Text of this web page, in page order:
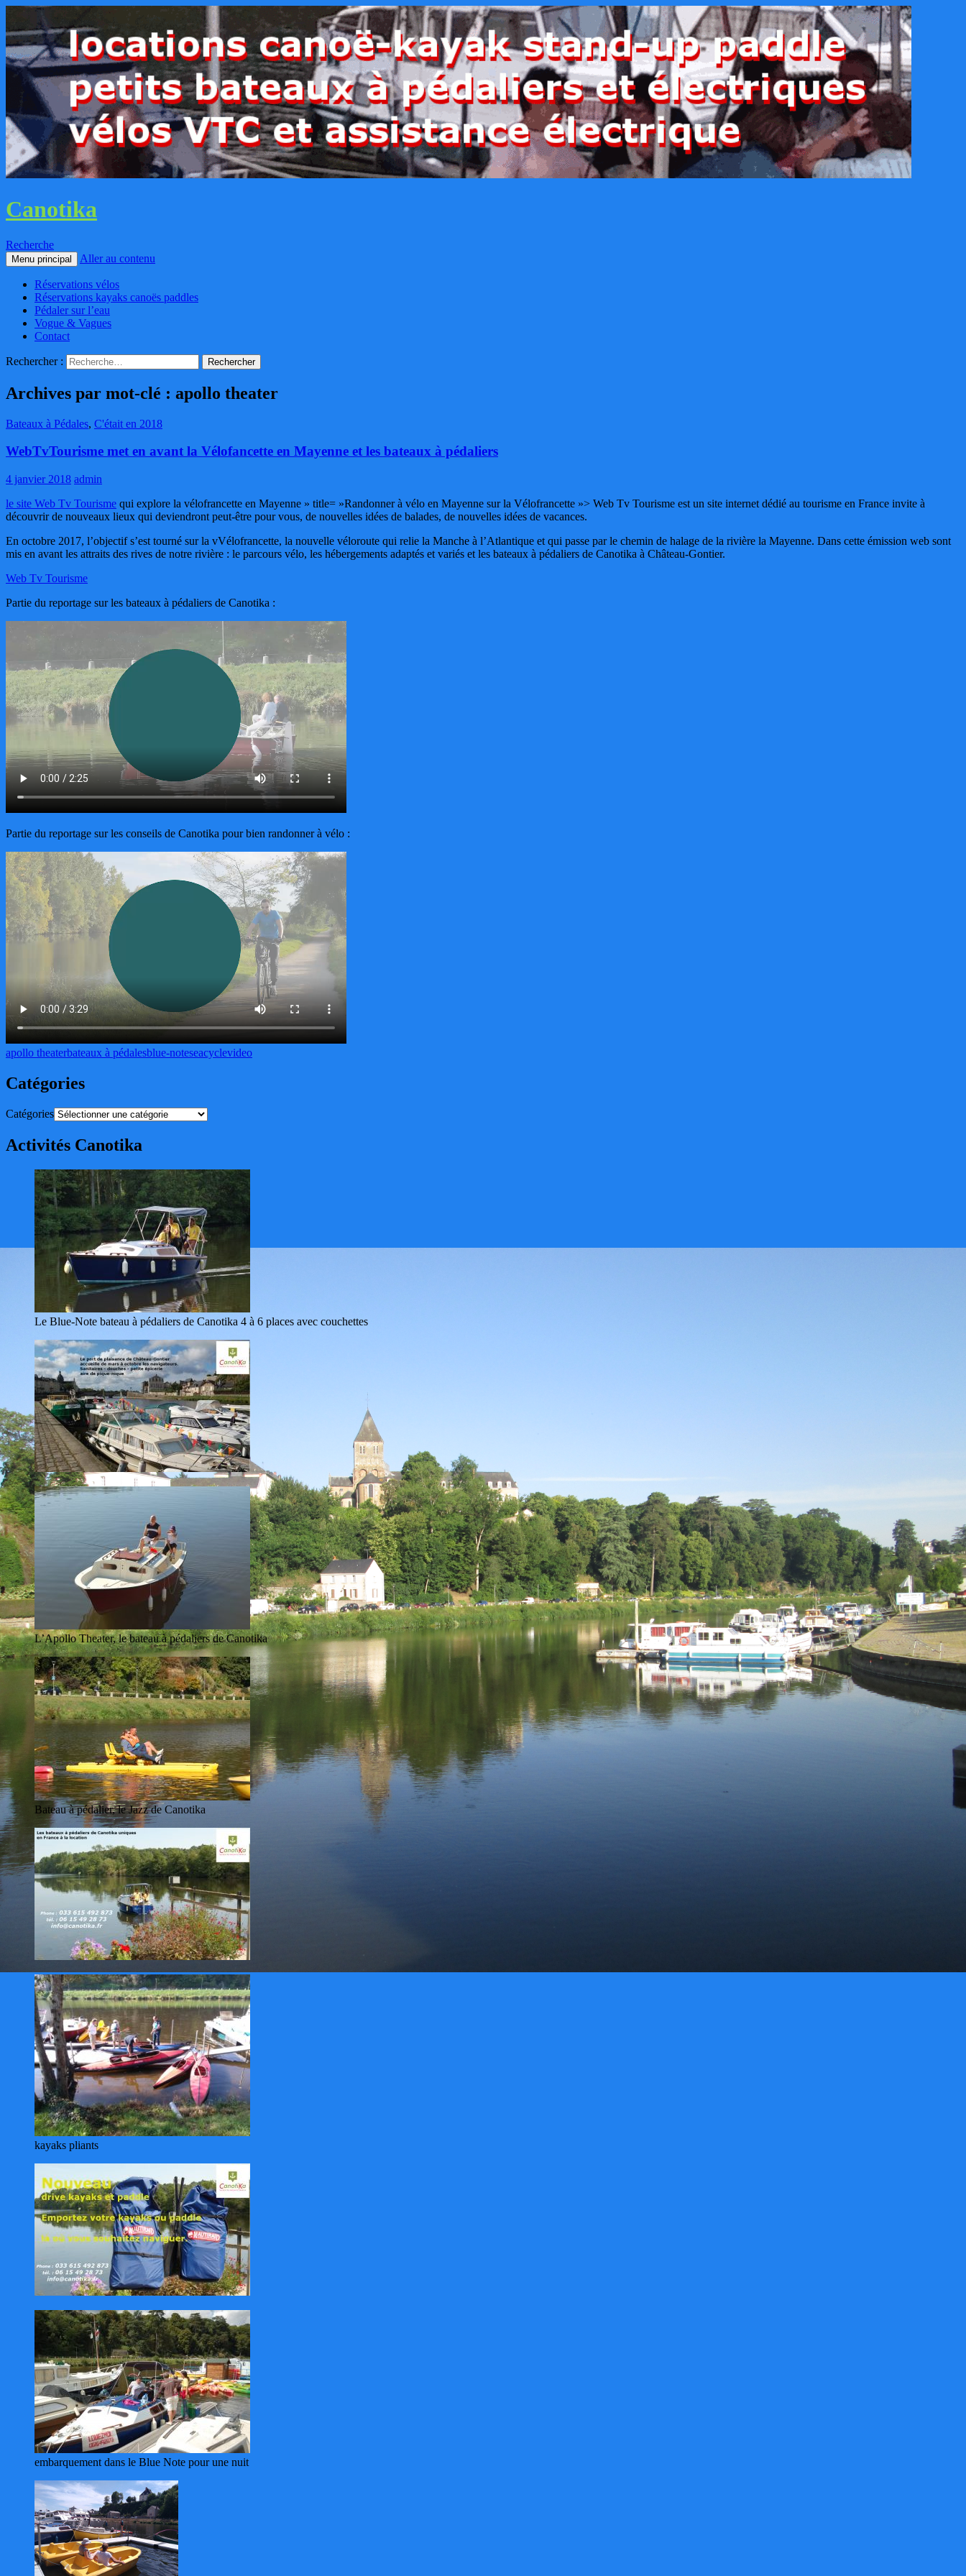
Canotika
Recherche
Menu principal Aller au contenu
Réservations vélos
Réservations kayaks canoës paddles
Pédaler sur l’eau
Vogue & Vagues
Contact
Rechercher :
Archives par mot-clé : apollo theater
Bateaux à Pédales, C'était en 2018
WebTvTourisme met en avant la Vélofancette en Mayenne et les bateaux à pédaliers
4 janvier 2018 admin
le site Web Tv Tourisme qui explore la vélofrancette en Mayenne » title= »Randonner à vélo en Mayenne sur la Vélofrancette »> Web Tv Tourisme est un site internet dédié au tourisme en France invite à
découvrir de nouveaux lieux qui deviendront peut-être pour vous, de nouvelles idées de balades, de nouvelles idées de vacances.
En octobre 2017, l’objectif s’est tourné sur la vVélofrancette, la nouvelle véloroute qui relie la Manche à l’Atlantique et qui passe par le chemin de halage de la rivière la Mayenne. Dans cette émission web sont
mis en avant les attraits des rives de notre rivière : le parcours vélo, les hébergements adaptés et variés et les bateaux à pédaliers de Canotika à Château-Gontier.
Web Tv Tourisme
Partie du reportage sur les bateaux à pédaliers de Canotika :
Partie du reportage sur les conseils de Canotika pour bien randonner à vélo :
apollo theaterbateaux à pédalesblue-noteseacyclevideo
Catégories
Catégories
Activités Canotika
Le Blue-Note bateau à pédaliers de Canotika 4 à 6 places avec couchettes
L’Apollo Theater, le bateau à pédaliers de Canotika
Bateau à pédalier, le Jazz de Canotika
kayaks pliants
embarquement dans le Blue Note pour une nuit